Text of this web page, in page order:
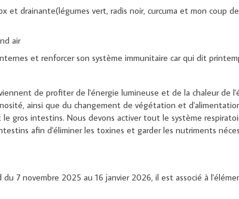
et drainante(légumes vert, radis noir, curcuma et mon coup
air
et renforcer son système immunitaire car qui dit
de profiter de l'énergie lumineuse et de la chaleur de
ainsi que du changement de végétation et
gros intestins. Nous devons activer tout le système
afin d'éliminer les toxines et garder les nutriments
7 novembre 2025 au 16 janvier 2026, il est associé à